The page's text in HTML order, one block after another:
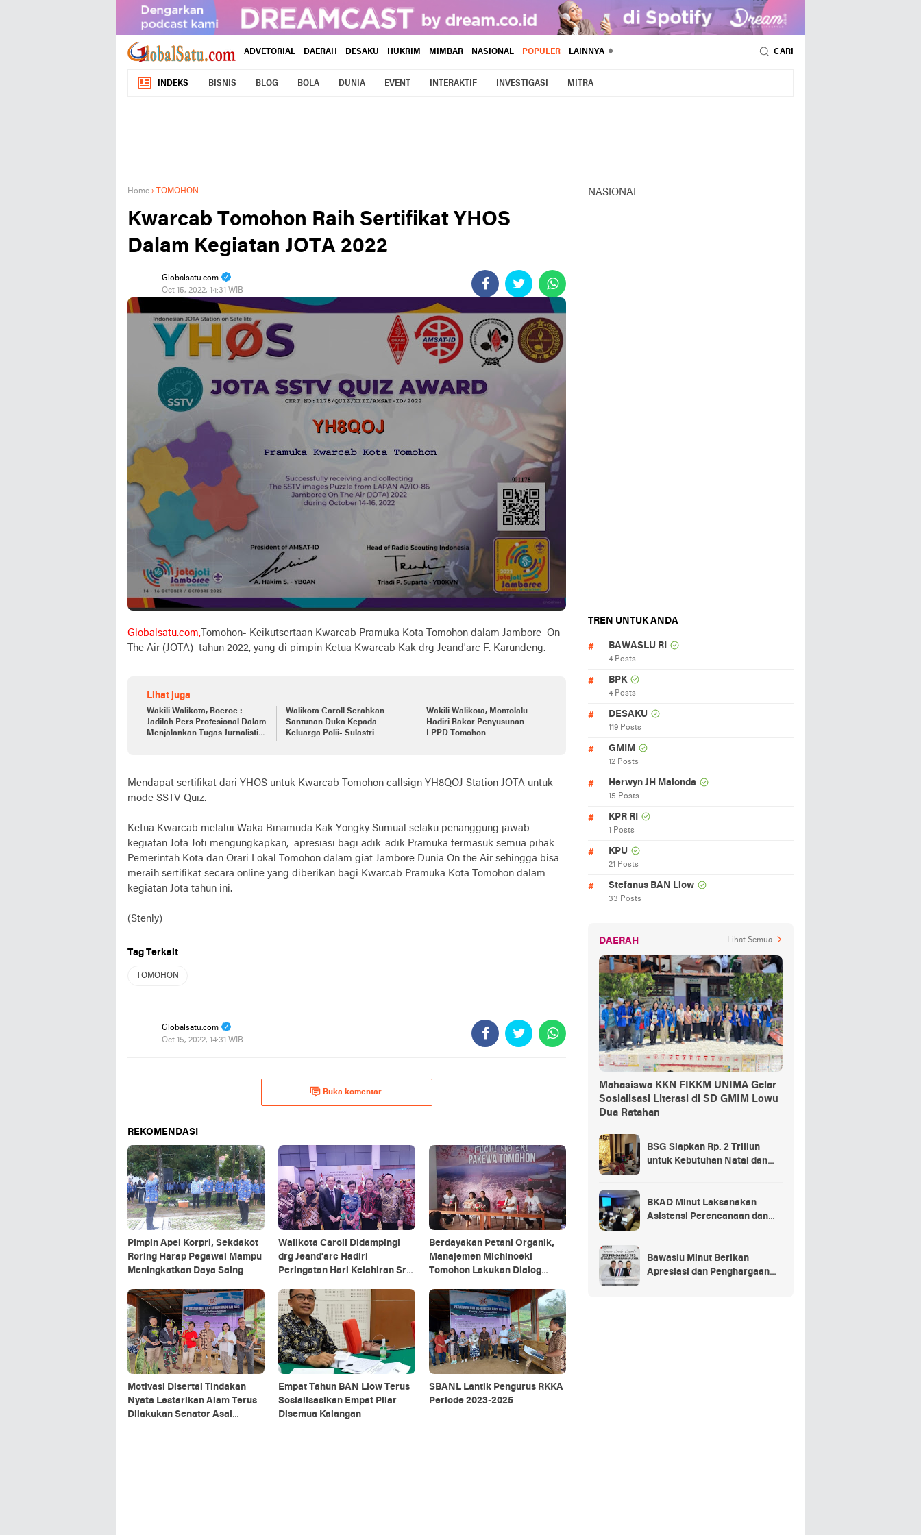
ADVETORIAL DAERAH DESAKU HUKRIM MIMBAR NASIONAL POPULER LAINNYA CARI
INDEKS BISNIS BLOG BOLA DUNIA EVENT INTERAKTIF INVESTIGASI MITRA
Home › TOMOHON
Kwarcab Tomohon Raih Sertifikat YHOS
Dalam Kegiatan JOTA 2022
Globalsatu.com
Oct 15, 2022, 14:31 WIB
Globalsatu.com,Tomohon- Keikutsertaan Kwarcab Pramuka Kota Tomohon dalam Jambore On
The Air (JOTA) tahun 2022, yang di pimpin Ketua Kwarcab Kak drg Jeand'arc F. Karundeng.
Lihat juga
Wakili Walikota, Roeroe :
Jadilah Pers Profesional Dalam
Menjalankan Tugas Jurnalistik
Walikota Caroll Serahkan
Santunan Duka Kepada
Keluarga Polii- Sulastri
Wakili Walikota, Montolalu
Hadiri Rakor Penyusunan
LPPD Tomohon
Mendapat sertifikat dari YHOS untuk Kwarcab Tomohon callsign YH8QOJ Station JOTA untuk
mode SSTV Quiz.
Ketua Kwarcab melalui Waka Binamuda Kak Yongky Sumual selaku penanggung jawab
kegiatan Jota Joti mengungkapkan, apresiasi bagi adik-adik Pramuka termasuk semua pihak
Pemerintah Kota dan Orari Lokal Tomohon dalam giat Jambore Dunia On the Air sehingga bisa
meraih sertifikat secara online yang diberikan bagi Kwarcab Pramuka Kota Tomohon dalam
kegiatan Jota tahun ini.
(Stenly)
Tag Terkait
TOMOHON
Globalsatu.com
Oct 15, 2022, 14:31 WIB
Buka komentar
REKOMENDASI
Pimpin Apel Korpri, Sekdakot
Roring Harap Pegawai Mampu
Meningkatkan Daya Saing
Walikota Caroll Didampingi
drg Jeand'arc Hadiri
Peringatan Hari Kelahiran Sri
Berdayakan Petani Organik,
Manajemen Michinoeki
Tomohon Lakukan Dialog
Motivasi Disertai Tindakan
Nyata Lestarikan Alam Terus
Dilakukan Senator Asal
Empat Tahun BAN Liow Terus
Sosialisasikan Empat Pilar
Disemua Kalangan
SBANL Lantik Pengurus RKKA
Periode 2023-2025
NASIONAL
TREN UNTUK ANDA
BAWASLU RI
4 Posts
BPK
4 Posts
DESAKU
119 Posts
GMIM
12 Posts
Herwyn JH Malonda
15 Posts
KPR RI
1 Posts
KPU
21 Posts
Stefanus BAN Liow
33 Posts
DAERAH Lihat Semua
Mahasiswa KKN FIKKM UNIMA Gelar
Sosialisasi Literasi di SD GMIM Lowu
Dua Ratahan
BSG Siapkan Rp. 2 Triliun
untuk Kebutuhan Natal dan
BKAD Minut Laksanakan
Asistensi Perencanaan dan
Bawaslu Minut Berikan
Apresiasi dan Penghargaan